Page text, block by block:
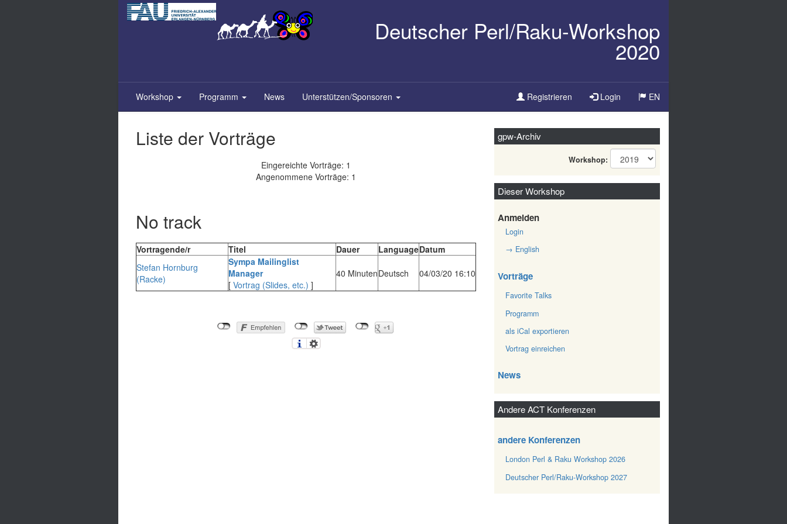
Zum
Inhalt
Deutscher Perl/Raku-Workshop
2020
Workshop Programm News Unterstützen/Sponsoren Registrieren Login
Sprache
EN
Liste der Vorträge
Eingereichte Vorträge: 1
Angenommene Vorträge: 1
No track
Vortragende/r Titel Dauer LanguageDatum
Stefan Hornburg
(‎Racke‎)
‎Sympa Mailinglist
Manager‎
[ Vortrag (Slides, etc.) ]
40 MinutenDeutsch 04/03/20 16:10
gpw-Archiv
Workshop:
Dieser Workshop
Anmelden
Login
→ English
Vorträge
Favorite Talks
Programm
als iCal exportieren
Vortrag einreichen
News
Andere ACT Konferenzen
andere Konferenzen
London Perl & Raku Workshop 2026
Deutscher Perl/Raku-Workshop 2027